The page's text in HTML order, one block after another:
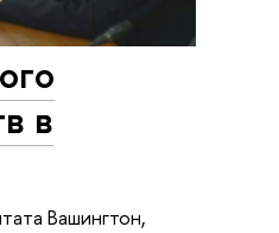
в
Вашингтон,